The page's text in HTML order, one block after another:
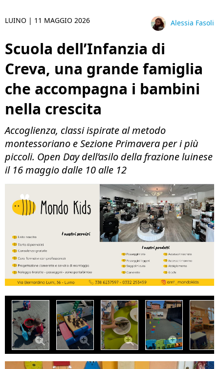
LUINO | 11 MAGGIO 2026 Alessia Fasoli
Scuola dell’Infanzia di
Creva, una grande famiglia
che accompagna i bambini
nella crescita
Accoglienza, classi ispirate al metodo
montessoriano e Sezione Primavera per i più
piccoli. Open Day dell’asilo della frazione luinese
il 16 maggio dalle 10 alle 12